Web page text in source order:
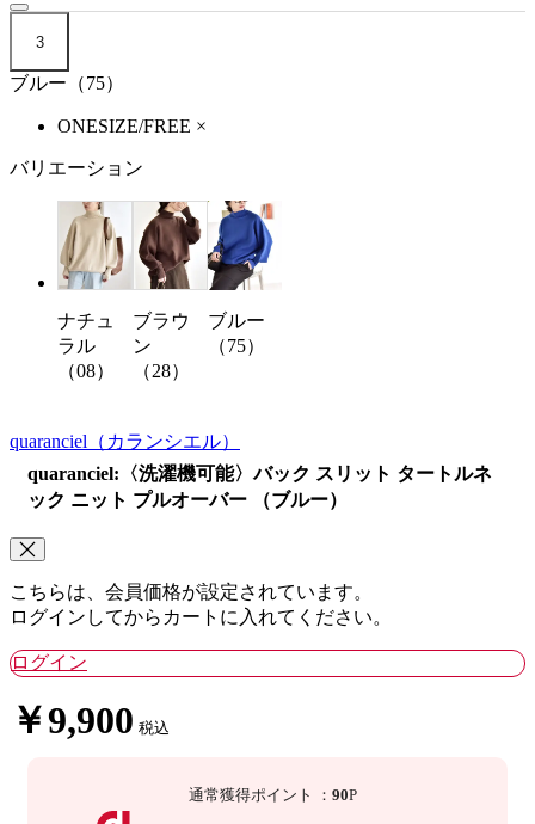
3
ブルー（75）
ONESIZE/FREE ×
バリエーション
ナチュ
ラル
（08）
ブラウ
ン
（28）
ブルー
（75）
quaranciel （カランシエル）
quaranciel:〈洗濯機可能〉バック スリット タートルネ
ック ニット プルオーバー （ブルー）
こちらは、会員価格が設定されています。
ログインしてからカートに入れてください。
ログイン
￥9,900 税込
通常獲得ポイント ： 90P